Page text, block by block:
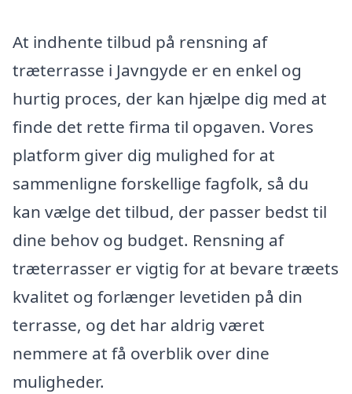
At indhente tilbud på rensning af
træterrasse i Javngyde er en enkel og
hurtig proces, der kan hjælpe dig med at
finde det rette firma til opgaven. Vores
platform giver dig mulighed for at
sammenligne forskellige fagfolk, så du
kan vælge det tilbud, der passer bedst til
dine behov og budget. Rensning af
træterrasser er vigtig for at bevare træets
kvalitet og forlænger levetiden på din
terrasse, og det har aldrig været
nemmere at få overblik over dine
muligheder.